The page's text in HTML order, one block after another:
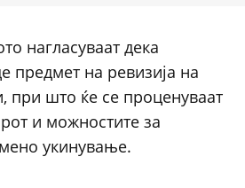
нагласуваат дека
предмет на ревизија на
при што ќе се проценуваат
и можностите за
укинување.